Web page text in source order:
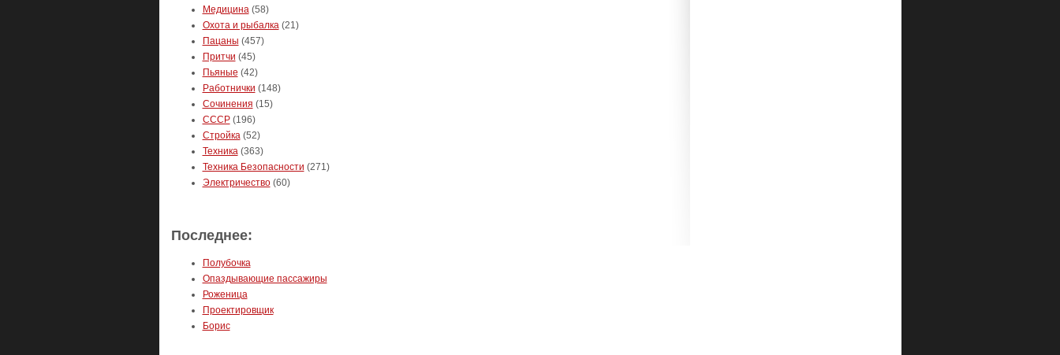
Медицина(58)
Охота и рыбалка(21)
Пацаны (457)
Притчи (45)
Пьяные (42)
Работнички (148)
Сочинения (15)
СССР(196)
Стройка(52)
Техника(363)
Техника Безопасности (271)
Электричество(60)
Последнее:
Полубочка
Опаздывающие пассажиры
Роженица
Проектировщик
Борис